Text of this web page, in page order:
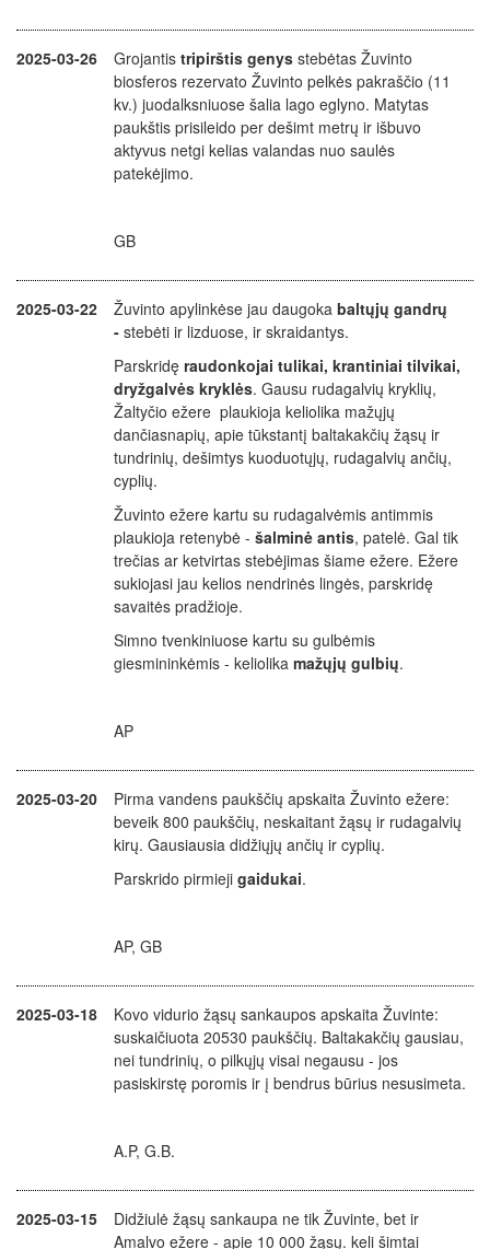
2025-03-26 Grojantis tripirštis genys stebėtas Žuvinto
biosferos rezervato Žuvinto pelkės pakraščio (11
kv.) juodalksniuose šalia lago eglyno. Matytas
paukštis prisileido per dešimt metrų ir išbuvo
aktyvus netgi kelias valandas nuo saulės
patekėjimo.
GB
2025-03-22 Žuvinto apylinkėse jau daugoka baltųjų gandrų
- stebėti ir lizduose, ir skraidantys.
Parskridę raudonkojai tulikai, krantiniai tilvikai,
dryžgalvės kryklės. Gausu rudagalvių kryklių,
Žaltyčio ežere plaukioja keliolika mažųjų
dančiasnapių, apie tūkstantį baltakakčių žąsų ir
tundrinių, dešimtys kuoduotųjų, rudagalvių ančių,
cyplių.
Žuvinto ežere kartu su rudagalvėmis antimmis
plaukioja retenybė - šalminė antis, patelė. Gal tik
trečias ar ketvirtas stebėjimas šiame ežere. Ežere
sukiojasi jau kelios nendrinės lingės, parskridę
savaitės pradžioje.
Simno tvenkiniuose kartu su gulbėmis
giesmininkėmis - keliolika mažųjų gulbių.
AP
2025-03-20
Pirma vandens paukščių apskaita Žuvinto ežere:
beveik 800 paukščių, neskaitant žąsų ir rudagalvių
kirų. Gausiausia didžiųjų ančių ir cyplių.
Parskrido pirmieji gaidukai.
AP, GB
2025-03-18
Kovo vidurio žąsų sankaupos apskaita Žuvinte:
suskaičiuota 20530 paukščių. Baltakakčių gausiau,
nei tundrinių, o pilkųjų visai negausu - jos
pasiskirstę poromis ir į bendrus būrius nesusimeta.
A.P, G.B.
2025-03-15
Didžiulė žąsų sankaupa ne tik Žuvinte, bet ir
Amalvo ežere - apie 10 000 žąsų. keli šimtai